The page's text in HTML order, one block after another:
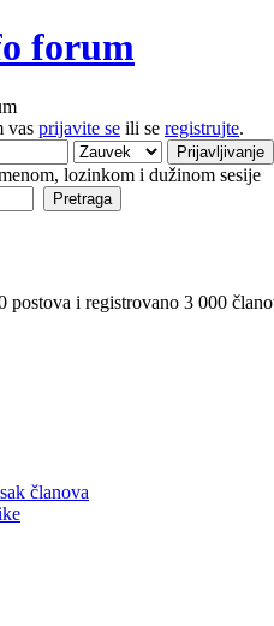
forum
vas prijavite se ili se registrujte.
lozinkom i dužinom sesije
postova i registrovano 3 000
članova